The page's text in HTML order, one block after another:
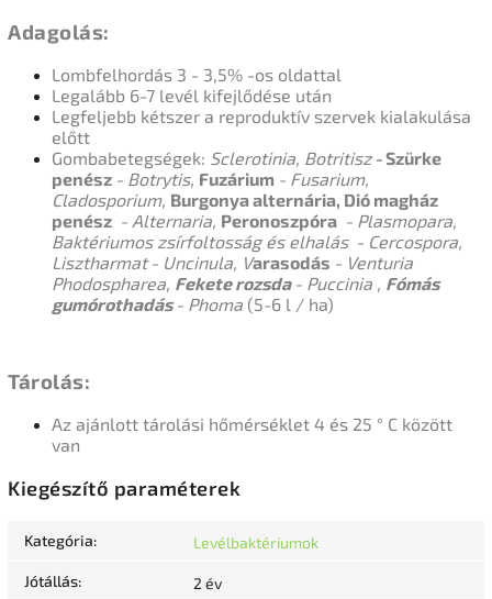
Adagolás:
Lombfelhordás 3 - 3,5% -os oldattal
Legalább 6-7 levél kifejlődése után
Legfeljebb kétszer a reproduktív szervek kialakulása
előtt
Gombabetegségek: Sclerotinia, Botritisz -Szürke
penész - Botrytis, Fuzárium - Fusarium,
Cladosporium, Burgonya alternária, Dió magház
penész - Alternaria, Peronoszpóra - Plasmopara,
Baktériumos zsírfoltosság és elhalás - Cercospora,
Lisztharmat - Uncinula, Varasodás - Venturia
Phodospharea, Fekete rozsda - Puccinia , Fómás
gumórothadás - Phoma (5-6 l / ha)
Tárolás:
Az ajánlott tárolási hőmérséklet 4 és 25 ° C között
van
Kiegészítő paraméterek
Kategória: Levélbaktériumok
Jótállás: 2 év